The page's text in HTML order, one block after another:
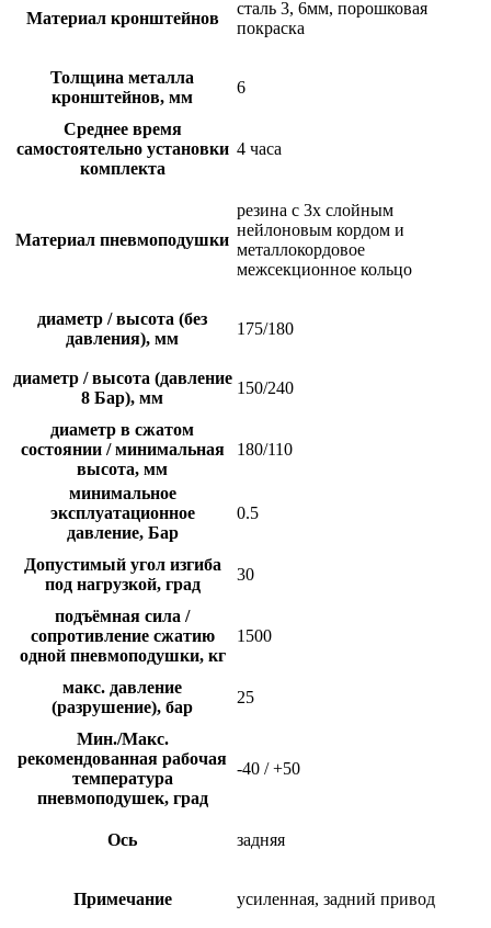
Материал кронштейнов
сталь 3, 6мм, порошковая
покраска
Толщина металла
кронштейнов, мм
6
Среднее время
самостоятельно установки
комплекта
4 часа
Материал пневмоподушки
резина с 3х слойным
нейлоновым кордом и
металлокордовое
межсекционное кольцо
диаметр / высота (без
давления), мм
175/180
диаметр / высота (давление
8 Бар), мм
150/240
диаметр в сжатом
состоянии / минимальная
высота, мм
180/110
минимальное
эксплуатационное
давление, Бар
0.5
Допустимый угол изгиба
под нагрузкой, град
30
подъёмная сила /
сопротивление сжатию
одной пневмоподушки, кг
1500
макс. давление
(разрушение), бар
25
Мин./Макс.
рекомендованная рабочая
температура
пневмоподушек, град
-40 / +50
Ось задняя
Примечание усиленная, задний привод